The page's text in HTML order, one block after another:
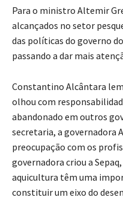
Para o ministro Altemir
alcançados no setor
das políticas do governo
passando a dar mais
Constantino Alcântara
olhou com
abandonado em outros
secretaria, a governadora
preocupação com os
governadora criou a
aquicultura têm uma
constituir um eixo do